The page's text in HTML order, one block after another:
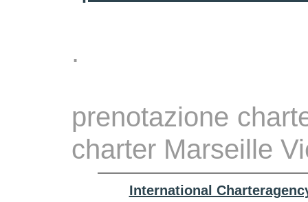
.
prenotazione
charter Marseille
International